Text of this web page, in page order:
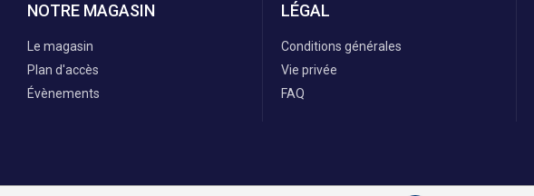
NOTRE MAGASIN
Le magasin
Plan d'accès
Évènements
LÉGAL
Conditions générales
Vie privée
FAQ